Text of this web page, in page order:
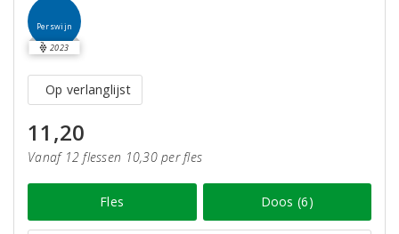
Perswijn
2023
Op verlanglijst
11,20
Vanaf 12 flessen 10,30 per fles
Fles Doos (6)